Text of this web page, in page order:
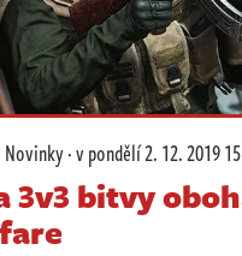
Novinky·v pondělí2. 12. 2019
3v3 bitvy